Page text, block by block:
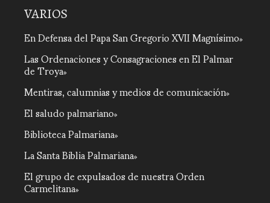
VARIOS
En Defensa del Papa San Gregorio XVII Magnísimo
Las Ordenaciones y Consagraciones en El Palmar
de Troya
Mentiras, calumnias y medios de comunicación
El saludo palmariano
Biblioteca Palmariana
La Santa Biblia Palmariana
El grupo de expulsados de nuestra Orden
Carmelitana